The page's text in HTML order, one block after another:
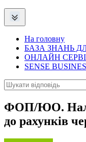
На головну
БАЗА ЗНАНЬ
ОНЛАЙН
SENSE
ФОП/ЮО.
до рахунків